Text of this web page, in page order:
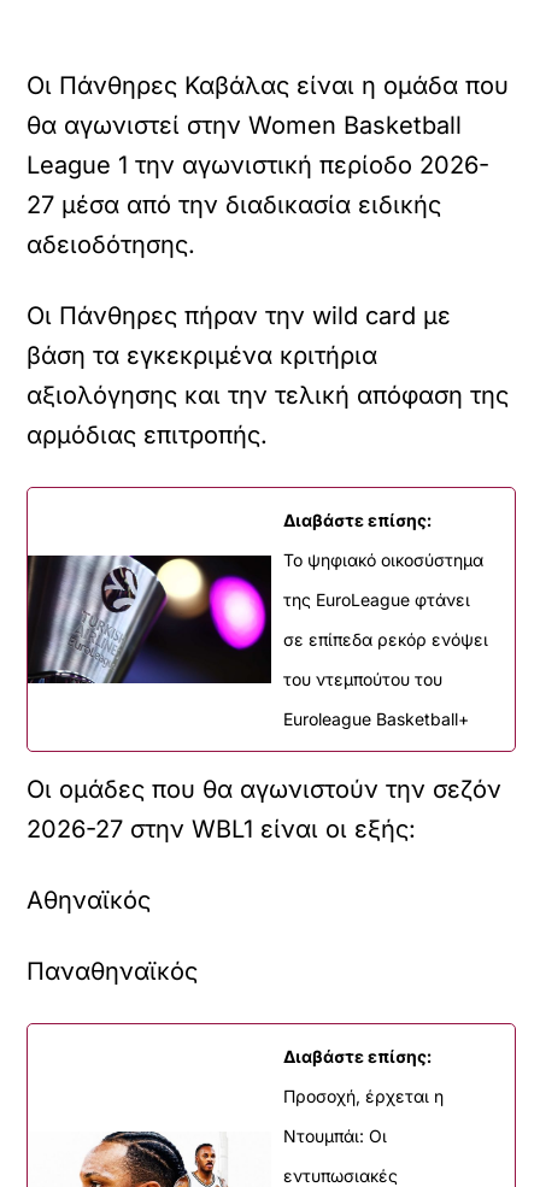
Οι Πάνθηρες Καβάλας είναι η ομάδα που
θα αγωνιστεί στην Women Basketball
League 1 την αγωνιστική περίοδο 2026-
27 μέσα από την διαδικασία ειδικής
αδειοδότησης.
Οι Πάνθηρες πήραν την wild card με
βάση τα εγκεκριμένα κριτήρια
αξιολόγησης και την τελική απόφαση της
αρμόδιας επιτροπής.
Διαβάστε επίσης:
Το ψηφιακό οικοσύστημα
της EuroLeague φτάνει
σε επίπεδα ρεκόρ ενόψει
του ντεμπούτου του
Euroleague Basketball+
Οι ομάδες που θα αγωνιστούν την σεζόν
2026-27 στην WBL1 είναι οι εξής:
Αθηναϊκός
Παναθηναϊκός
Διαβάστε επίσης:
Προσοχή, έρχεται η
Ντουμπάι: Οι
εντυπωσιακές